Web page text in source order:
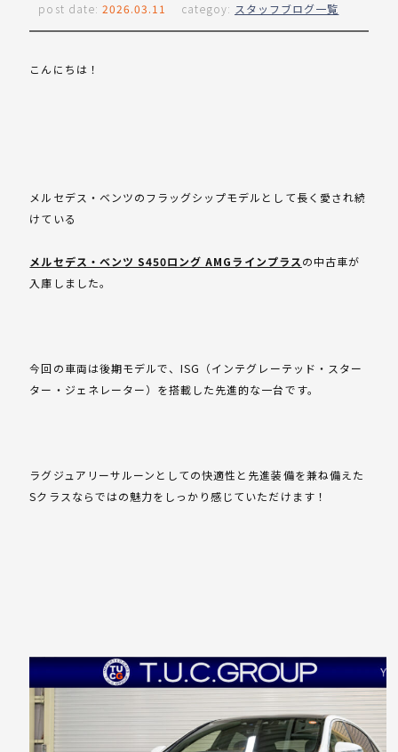
post date: 2026.03.11 categoy: スタッフブログ一覧
こんにちは！
メルセデス・ベンツのフラッグシップモデルとして長く愛され続
けている
メルセデス・ベンツ S450ロング AMGラインプラスの中古車が
入庫しました。
今回の車両は後期モデルで、ISG（インテグレーテッド・スター
ター・ジェネレーター）を搭載した先進的な一台です。
ラグジュアリーサルーンとしての快適性と先進装備を兼ね備えた
Sクラスならではの魅力をしっかり感じていただけます！